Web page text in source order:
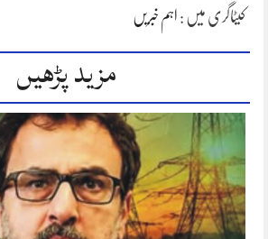
کیٹاگری میں : اہم خبریں
مزید پڑھیں